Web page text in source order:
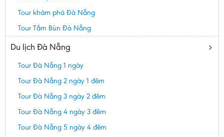
Tour khám phá Đà Nẵng
Tour Tắm Bùn Đà Nẵng
Du lịch Đà Nẵng
Tour Đà Nẵng 1 ngày
Tour Đà Nẵng 2 ngày 1 đêm
Tour Đà Nẵng 3 ngày 2 đêm
Tour Đà Nẵng 4 ngày 3 đêm
Tour Đà Nẵng 5 ngày 4 đêm